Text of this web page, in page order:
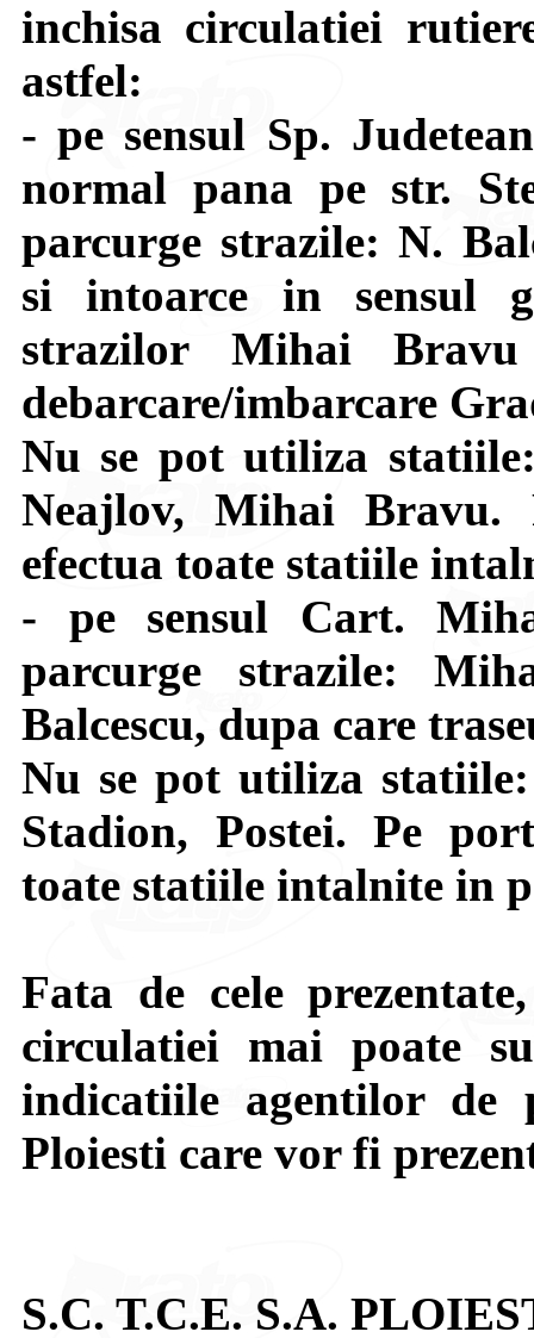
inchisa circulatiei
astfel:
- pe sensul Sp.
normal pana pe str.
parcurge strazile: N.
si intoarce in sensul
strazilor Mihai
debarcare/imbarcare
Nu se pot utiliza
Neajlov, Mihai Bravu.
efectua toate statiile
- pe sensul Cart.
parcurge strazile:
Balcescu, dupa care
Nu se pot utiliza
Stadion, Postei. Pe
toate statiile intalnite in
Fata de cele
circulatiei mai poate
indicatiile agentilor
Ploiesti care vor fi
S.C. T.C.E. S.A.